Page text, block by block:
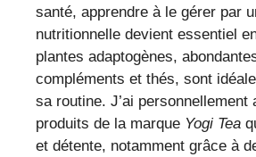
santé, apprendre à le gérer par
nutritionnelle devient essentiel
plantes adaptogènes,
compléments et thés, sont
sa routine. J’ai personnellement
produits de la marque Yogi Tea
et détente, notamment grâce à